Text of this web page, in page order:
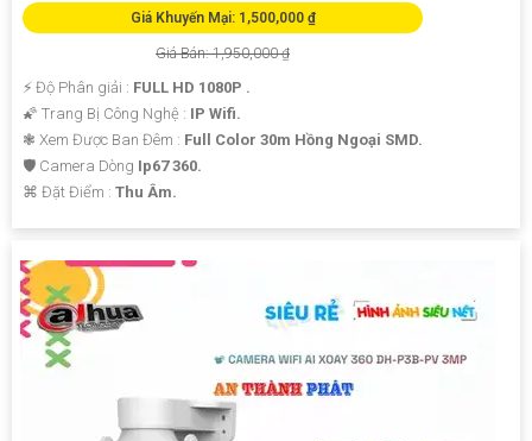
Giá Khuyến Mại: 1,500,000 ₫
Giá Bán: 1,950,000 ₫
️⚡ Độ Phân giải : FULL HD 1080P .
🌠 Trang Bị Công Nghệ : IP Wifi.
❃ Xem Được Ban Đêm : Full Color 30m Hồng Ngoại SMD.
🛡 Camera Dòng Ip67 360.
️⌘ Đặt Điểm : Thu Âm.